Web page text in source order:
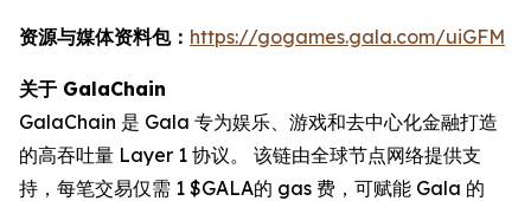
资源与媒体资料包： https://gogames.gala.com/uiGFM
关于 GalaChain
GalaChain 是 Gala 专为娱乐、游戏和去中心化金融打造
的高吞吐量 Layer 1 协议。 该链由全球节点网络提供支
持，每笔交易仅需 1 $GALA的 gas 费，可赋能 Gala 的